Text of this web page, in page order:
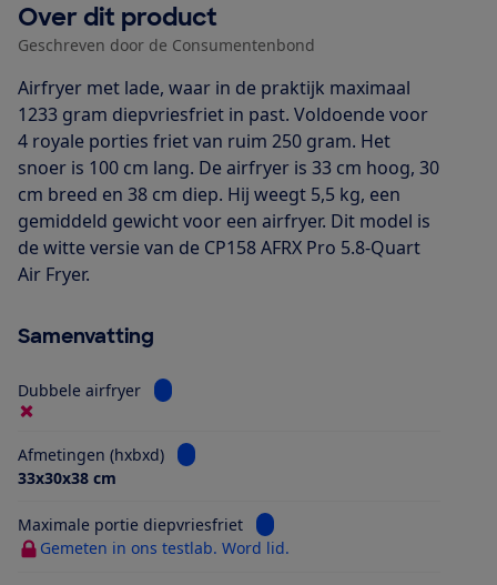
Over dit product
Geschreven door de Consumentenbond
Airfryer met lade, waar in de praktijk maximaal
1233 gram diepvriesfriet in past. Voldoende voor
4 royale porties friet van ruim 250 gram. Het
snoer is 100 cm lang. De airfryer is 33 cm hoog, 30
cm breed en 38 cm diep. Hij weegt 5,5 kg, een
gemiddeld gewicht voor een airfryer. Dit model is
de witte versie van de CP158 AFRX Pro 5.8-Quart
Air Fryer.
Samenvatting
Dubbele airfryer Bekijk informatie voor Dubbele airfryer
Afmetingen (hxbxd)
Bekijk informatie voor Afmetingen (hxbxd)
33x30x38 cm
Maximale portie diepvriesfriet
Bekijk informatie voor
Gemeten in ons testlab. Word lid.